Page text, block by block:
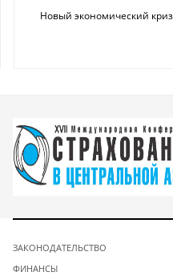
Новый экономический
ЗАКОНОДАТЕЛЬСТВО
ФИНАНСЫ